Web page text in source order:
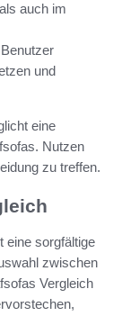
auch im
und
eine
Nutzen
zu treffen.
eine sorgfältige
zwischen
Vergleich